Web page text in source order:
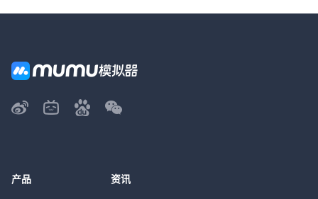
产品 资讯